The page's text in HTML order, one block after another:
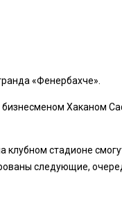
«Фенербахче».
Хаканом
стадионе
следующие,